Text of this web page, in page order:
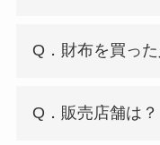
Q．財布を買っ
Q．販売店舗は？